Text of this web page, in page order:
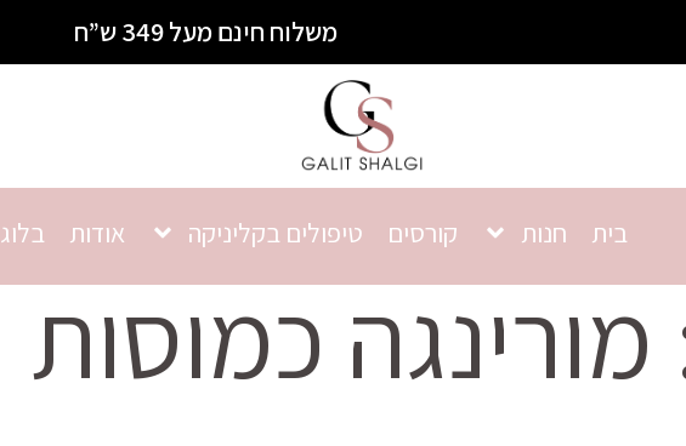
משלוח חינם מעל 349 ש”ח
בית חנות קורסים טיפולים בקליניקה אודות בלוג
מורינגה כמוסות